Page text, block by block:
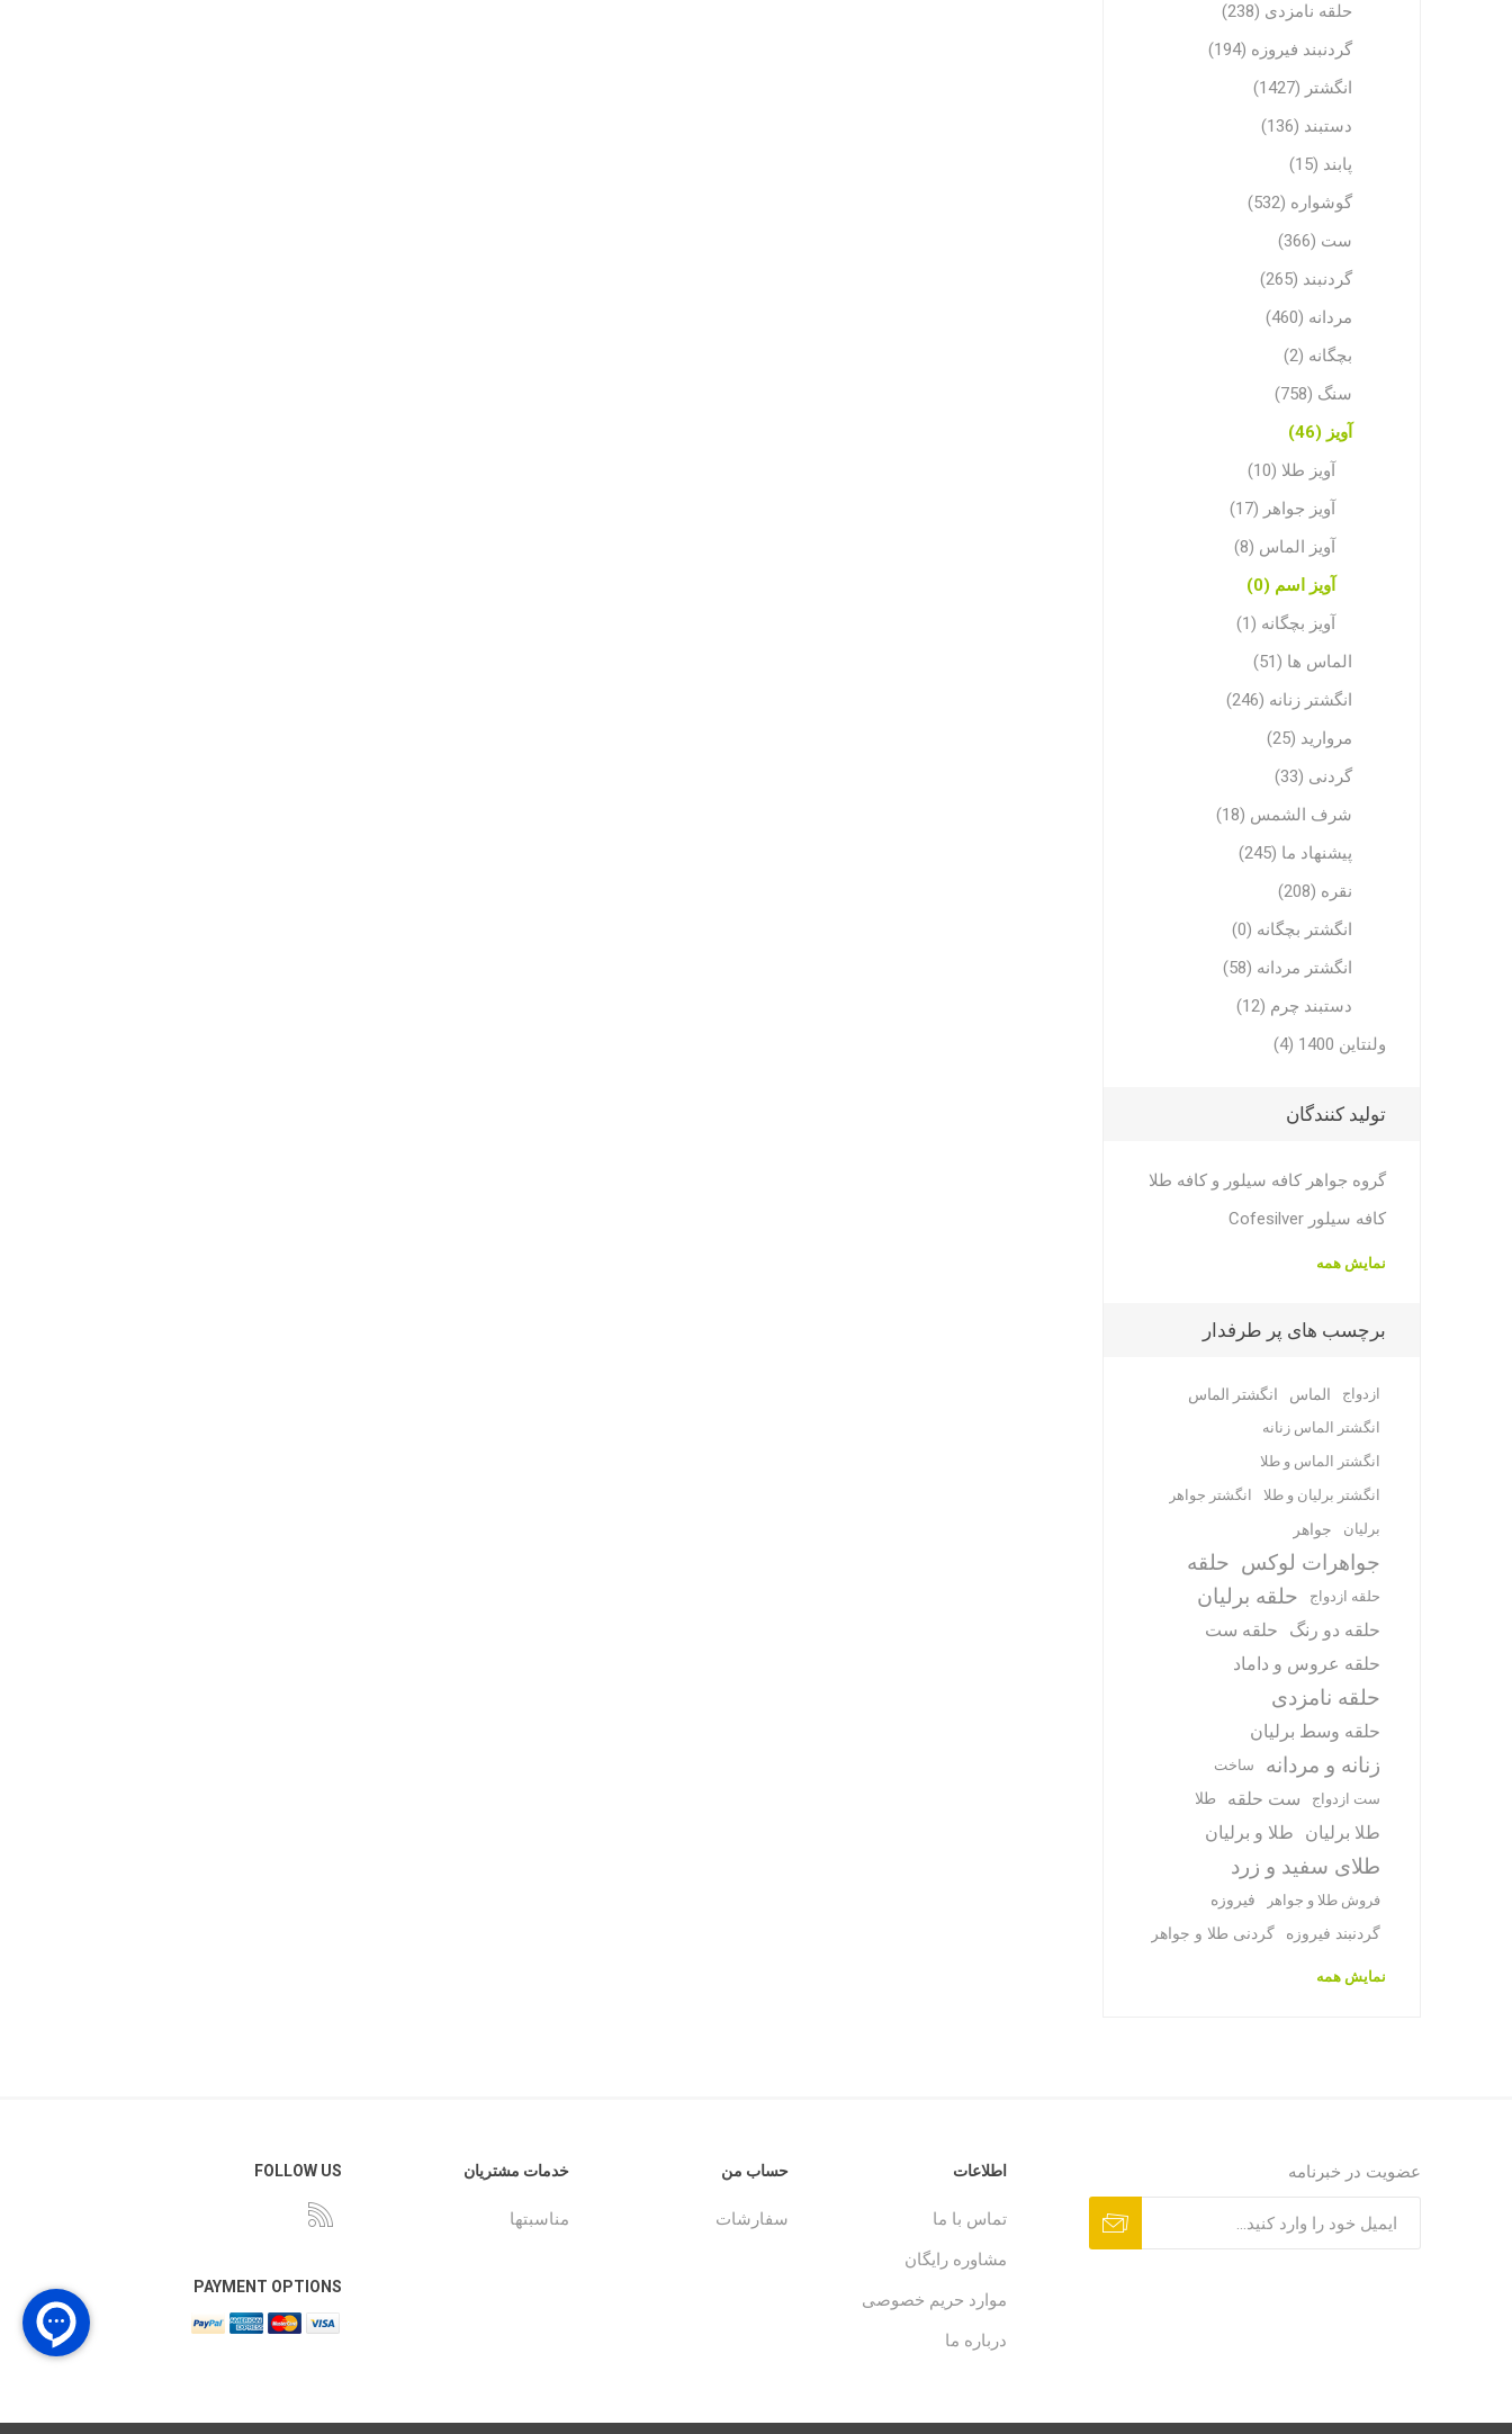
حلقه نامزدی (238)
گردنبند فیروزه (194)
انگشتر (1427)
دستبند (136)
پابند (15)
گوشواره (532)
ست (366)
گردنبند (265)
مردانه (460)
بچگانه (2)
سنگ (758)
آویز (46)
آویز طلا (10)
آویز جواهر (17)
آویز الماس (8)
آویز اسم (0)
آویز بچگانه (1)
الماس ها (51)
انگشتر زنانه (246)
مروارید (25)
گردنی (33)
شرف الشمس (18)
پیشنهاد ما (245)
نقره (208)
انگشتر بچگانه (0)
انگشتر مردانه (58)
دستبند چرم (12)
ولنتاین 1400 (4)
تولید کنندگان
گروه جواهر کافه سیلور و کافه طلا
کافه سیلور Cofesilver
نمایش همه
برچسب های پر طرفدار
ازدواج الماس انگشتر الماس
انگشتر الماس زنانه
انگشتر الماس و طلا
انگشتر برلیان و طلا
انگشتر جواهر
برلیان
جواهر
جواهرات لوکس حلقه
حلقه ازدواج حلقه برلیان
حلقه دو رنگ
حلقه ست
حلقه عروس و داماد
حلقه نامزدی
حلقه وسط برلیان
زنانه و مردانه
ساخت
ست ازدواج
ست حلقه طلا
طلا برلیان طلا و برلیان
طلای سفید و زرد
فروش طلا و جواهر
فیروزه
گردنبند فیروزه
گردنی طلا و جواهر
نمایش همه
عضویت در خبرنامه اطلاعات
تماس با ما
مشاوره رایگان
موارد حریم خصوصی
درباره ما
حساب من
سفارشات
خدمات مشتریان
مناسبتها
FOLLOW US
PAYMENT OPTIONS